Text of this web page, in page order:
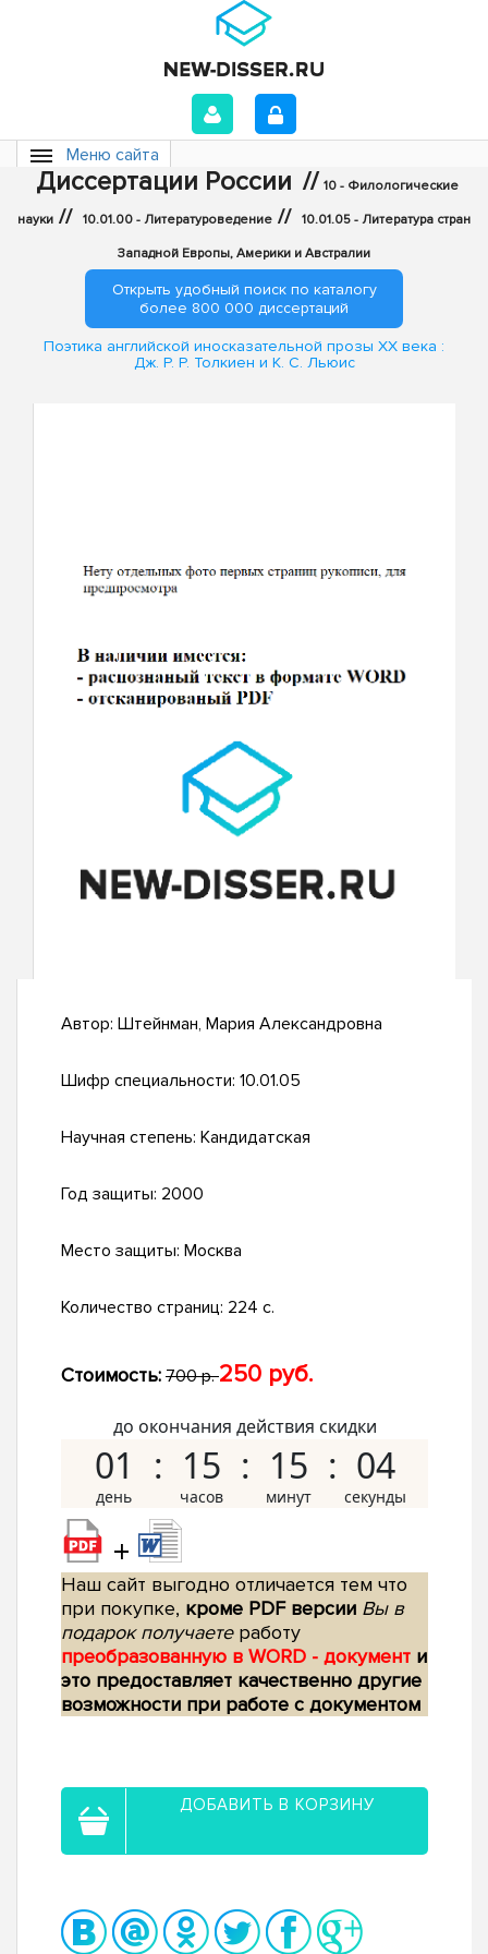
Меню сайта
Диссертации России // 10 - Филологические
науки // 10.01.00 - Литературоведение // 10.01.05 - Литература стран
Западной Европы, Америки и Австралии
Открыть удобный поиск по каталогу
более 800 000 диссертаций
Поэтика английской иносказательной прозы XX века :
Дж. Р. Р. Толкиен и К. С. Льюис
Автор: Штейнман, Мария Александровна
Шифр специальности: 10.01.05
Научная степень: Кандидатская
Год защиты: 2000
Место защиты: Москва
Количество страниц: 224 с.
Стоимость: 700 р.250 руб.
до окончания действия скидки
01 15 15 03
+
Наш сайт выгодно отличается тем что
при покупке, кроме PDF версии Вы в
подарок получаетеработу
преобразованную в WORD - документ и
это предоставляет качественно другие
возможности при работе с документом
ДОБАВИТЬ В КОРЗИНУ